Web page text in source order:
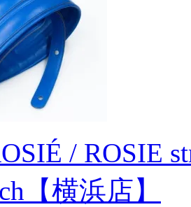
/ ROSIE
【横浜店】